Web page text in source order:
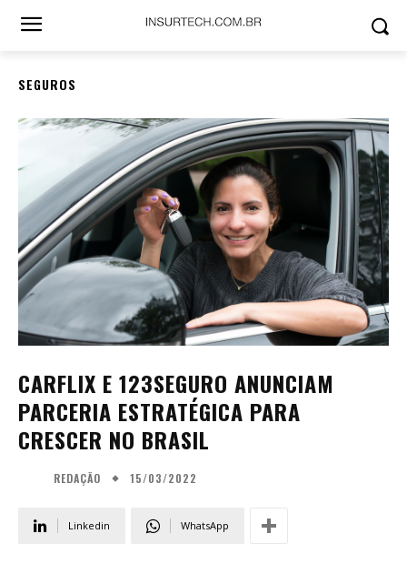
SEGUROS
CARFLIX E 123SEGURO ANUNCIAM
PARCERIA ESTRATÉGICA PARA
CRESCER NO BRASIL
REDAÇÃO 15/03/2022
Linkedin WhatsApp